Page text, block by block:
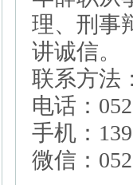
理、刑事
讲诚信。
联系方法
电话：
手机：
微信：